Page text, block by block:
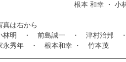
根本 和幸 ・ 小林　明　・
真は右から
林明　・　前島誠一　・　津村治邦　
永秀年　・　根本和幸 ・　竹本茂